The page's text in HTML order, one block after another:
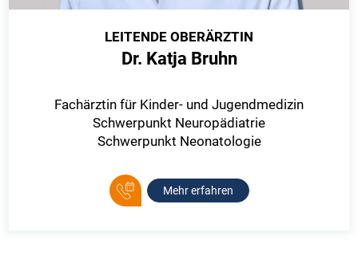
LEITENDE OBERÄRZTIN
Dr. Katja Bruhn
Fachärztin für Kinder- und Jugendmedizin
Schwerpunkt Neuropädiatrie
Schwerpunkt Neonatologie
Mehr erfahren